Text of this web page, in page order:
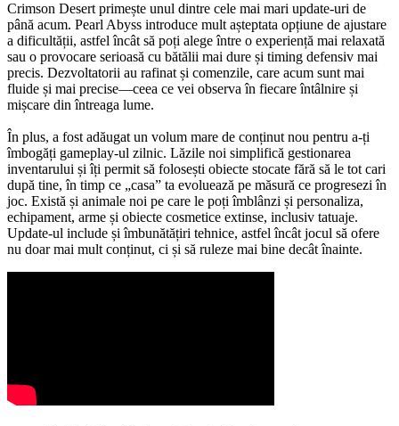
Crimson Desert primește unul dintre cele mai mari update-uri de
până acum. Pearl Abyss introduce mult așteptata opțiune de ajustare
a dificultății, astfel încât să poți alege între o experiență mai relaxată
sau o provocare serioasă cu bătălii mai dure și timing defensiv mai
precis. Dezvoltatorii au rafinat și comenzile, care acum sunt mai
fluide și mai precise—ceea ce vei observa în fiecare întâlnire și
mișcare din întreaga lume.
În plus, a fost adăugat un volum mare de conținut nou pentru a-ți
îmbogăți gameplay-ul zilnic. Lăzile noi simplifică gestionarea
inventarului și îți permit să folosești obiecte stocate fără să le tot cari
după tine, în timp ce „casa” ta evoluează pe măsură ce progresezi în
joc. Există și animale noi pe care le poți îmblânzi și personaliza,
echipament, arme și obiecte cosmetice extinse, inclusiv tatuaje.
Update-ul include și îmbunătățiri tehnice, astfel încât jocul să ofere
nu doar mai mult conținut, ci și să ruleze mai bine decât înainte.